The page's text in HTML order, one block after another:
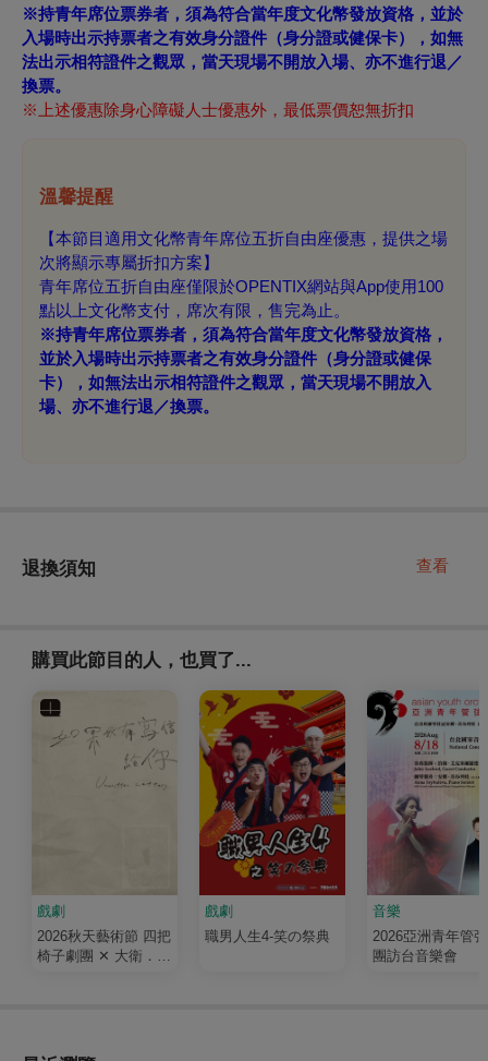
※持青年席位票券者，須為符合當年度文化幣發放資格，並於
入場時出示持票者之有效身分證件（身分證或健保卡），如無
法出示相符證件之觀眾，當天現場不開放入場、亦不進行退／
換票。
※上述優惠除身心障礙人士優惠外，最低票價恕無折扣
溫馨提醒
【本節目適用文化幣青年席位五折自由座優惠，提供之場
次將顯示專屬折扣方案】
青年席位五折自由座僅限於OPENTIX網站與App使用100
點以上文化幣支付，席次有限，售完為止。
※持青年席位票券者，須為符合當年度文化幣發放資格，
並於入場時出示持票者之有效身分證件（身分證或健保
卡），如無法出示相符證件之觀眾，當天現場不開放入
場、亦不進行退／換票。
退換須知 查看
購買此節目的人，也買了...
戲劇
2026秋天藝術節 四把
椅子劇團 ✕ 大衛．吉
戲劇
職男人生4-笑の祭典
音樂
2026亞洲青年管
團訪台音樂會